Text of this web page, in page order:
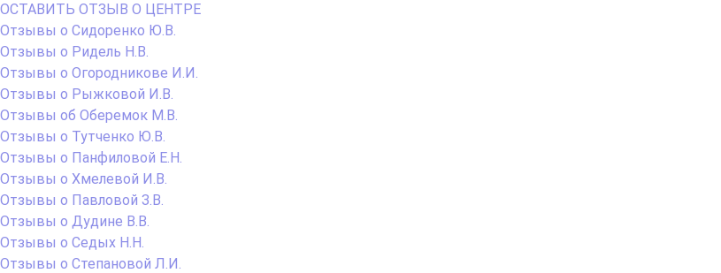
ОСТАВИТЬ ОТЗЫВ О ЦЕНТРЕ
Отзывы о Сидоренко Ю.В.
Отзывы о Ридель Н.В.
Отзывы о Огородникове И.И.
Отзывы о Рыжковой И.В.
Отзывы об Оберемок М.В.
Отзывы о Тутченко Ю.В.
Отзывы о Панфиловой Е.Н.
Отзывы о Хмелевой И.В.
Отзывы о Павловой З.В.
Отзывы о Дудине В.В.
Отзывы о Седых Н.Н.
Отзывы о Степановой Л.И.